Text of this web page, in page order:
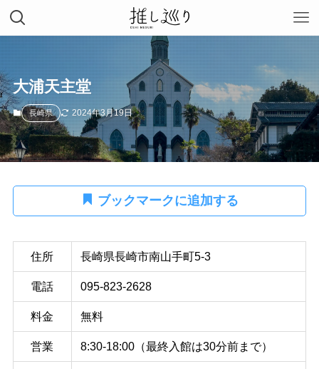
大浦天主堂
長崎県 2024年3月19日
ブックマークに追加する
住所 長崎県長崎市南山手町5-3
電話 095-823-2628
料金 無料
営業 8:30-18:00（最終入館は30分前まで）